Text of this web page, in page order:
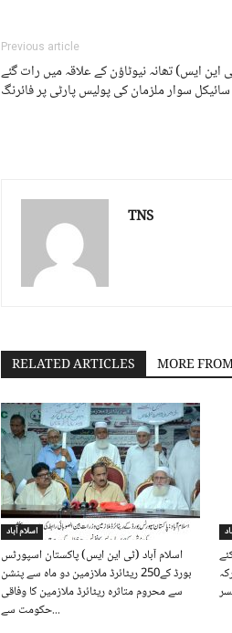
Previous article
این ایس) تھانہ نیوٹاؤن کے علاقہ میں رات گئے
سوار ملزمان کی پولیس پارٹی پر فائرنگ
TNS
RELATED ARTICLES MORE
اسلام آباد
اسلام آباد (ٹی این ایس) پاکستان اسپورٹس
بورڈ کے250 ریٹائرڈ ملازمین دو ماہ سے پنشن
سے محروم متاثرہ ریٹائرڈ ملازمین کا وفاقی
حکومت سے...